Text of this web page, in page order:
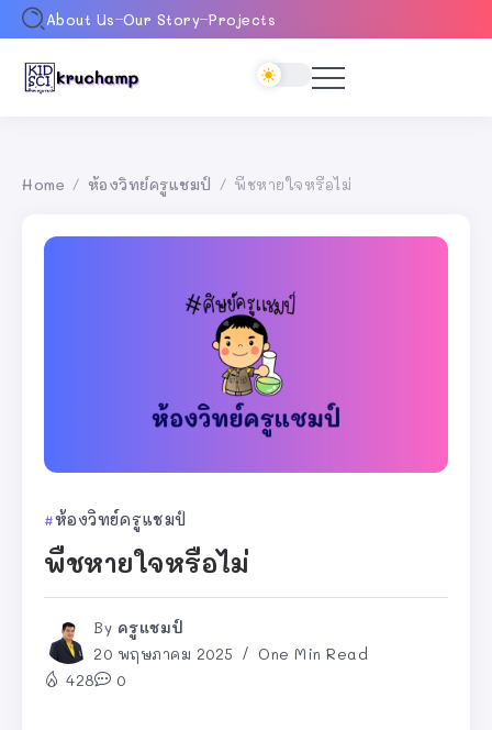
About Us Our Story Projects
Home / ห้องวิทย์ครูแชมป์ / พืชหายใจหรือไม่
ห้องวิทย์ครูแชมป์
พืชหายใจหรือไม่
By ครูแชมป์
20 พฤษภาคม 2025
One Min Read
428
0